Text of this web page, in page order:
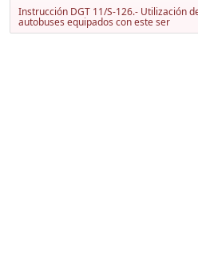
Instrucción DGT 11/S-126.- Utilización
autobuses equipados con este ser